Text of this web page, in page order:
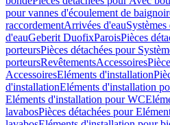
pour vannes d'écoulement de
raccordementArrivées d'eau
d'eauGeberit DuofixParoisPièces
porteursPièces détachées pour
porteursRevêtementsAccessoires
AccessoiresEléments d'installation
d'installationEléments d'installation
Eléments d'installation pour WC
lavabosPièces détachées pour